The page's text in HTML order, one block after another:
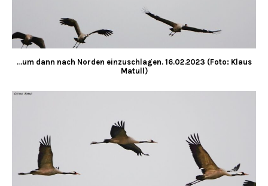
…um dann nach Norden einzuschlagen. 16.02.2023 (Foto: Klaus
Matull)